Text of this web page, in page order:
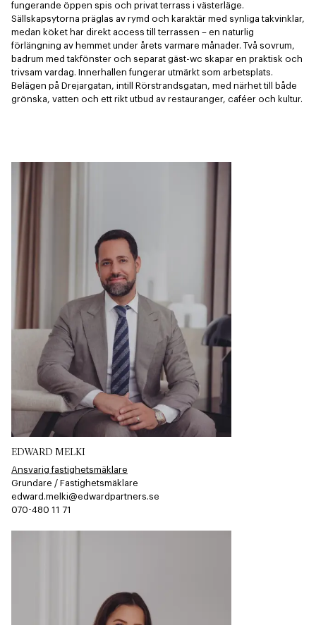
fungerande öppen spis och privat terrass i västerläge.
Sällskapsytorna präglas av rymd och karaktär med synliga takvinklar,
medan köket har direkt access till terrassen – en naturlig
förlängning av hemmet under årets varmare månader. Två sovrum,
badrum med takfönster och separat gäst-wc skapar en praktisk och
trivsam vardag. Innerhallen fungerar utmärkt som arbetsplats.
Belägen på Drejargatan, intill Rörstrandsgatan, med närhet till både
grönska, vatten och ett rikt utbud av restauranger, caféer och kultur.
EDWARD MELKI
Ansvarig fastighetsmäklare
Grundare / Fastighetsmäklare
edward.melki@edwardpartners.se
070-480 11 71​​​​‌ ‍ ​‍​‍‌‍ ‌ ​‍‌‍‍‌‌‍‌ ‌‍‍‌‌‍ ‍​‍​‍​ ‍‍​‍​‍‌ ​ ‌‍​‌‌‍ ‍‌‍‍‌‌ ‌​‌ ‍‌​‍ ‍‌‍‍‌‌‍ ​‍​‍​‍ ​​‍​‍‌‍‍​‌ ​‍‌‍‌‌‌‍‌‍​‍​‍​ ‍‍​‍​‍​‍ ‌ ​ ‌ ‌​‌ ‌‌‌‍‌​‌‍‍‌‌‍ ​‍ ‌‍‍‌‌‍ ‍‌ ‌​‌‍‌‌‌‍ ‍‌ ‌​​‍ ‌‍‌‌‌‍‌​‌‍‍‌‌ ‌​​‍ ‌‍ ‌‌‍ ‌‍‌​‌‍‌‌​ ‌‌ ​​‌ ​‍‌‍‌‌‌ ​ ‌‍‌‌‌‍ ‍‌ ‌​‌‍​‌‌ ‌​‌‍‍‌‌‍ ‌‍ ‍​ ‍ ‌‍‍‌‌‍‌​​ ‌‌​‍​‌​​‌‌​ ‍​ ​‌​ ​‌​ ‌​​ ​‌​ ‌ ‌‌ ‌​‌‌‌​ ‌​ ‍ ‌ ‌​‌ ‍‌‌ ​​‌‍‌‌​ ‌‌‍‌‌‌‍ ‌‌ ​​‌‍ ​‌‍ ‌ ‍‌‌‍‌‌‌‍‌‌​ ‍ ‌ ​​‌‍​‌‌ ‌​‌‍‍​​ ‌‌‍​ ‌ ​‍‌‍ ‌​‍ ‍‌‍​ ‌‍‌‌‌‍ ​‌‍ ​‌‌​​‌‍‍​‌‍ ‌‍ ‍‌‍‌‌​ ‌‍​‍‌‍​‌‌ ​ ‌‍‌‌‌‌‌‌‌ ​‍‌‍ ​​ ‌​‍‌‌​ ​‍‌​‌‍‌ ​ ‌ ‌​‌ ‌‌‌‍‌​‌‍‍‌‌‍ ​‍‌‍‌‍‍‌‌‍‌​​ ‌‌​‍​‌​​‌‌​ ‍​ ​‌​ ​‌​ ‌​​ ​‌​ ‌ ‌‌ ‌​‌‌‌​ ‌​‍‌‍‌ ‌​‌ ‍‌‌ ​​‌‍‌‌​ ‌‌‍‌‌‌‍ ‌‌ ​​‌‍ ​‌‍ ‌ ‍‌‌‍‌‌‌‍‌‌​‍‌‍‌ ​​‌‍​‌‌ ‌​‌‍‍​​ ‌‌‍​ ‌ ​‍‌‍ ‌​‍ ‍‌‍​ ‌‍‌‌‌‍ ​‌‍ ​‌‌​​‌‍‍​‌‍ ‌‍ ‍‌‍‌‌​‍‌‍‌‍‍‌‌ ​ ‌​‌​‌ ​‍‌‍​‌‌‍‌‍‌ ‌​​ ‌​‍​‍‌ ‌